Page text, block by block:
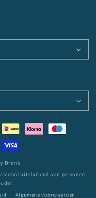
Dronk
alcohol uitsluitend aan personen
Algemene voorwaarden